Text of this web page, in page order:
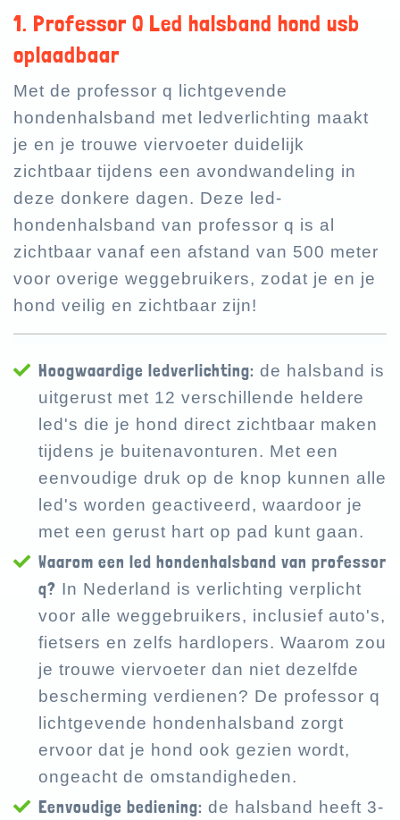
1. Professor Q Led halsband hond usb
oplaadbaar
Met de professor q lichtgevende
hondenhalsband met ledverlichting maakt
je en je trouwe viervoeter duidelijk
zichtbaar tijdens een avondwandeling in
deze donkere dagen. Deze led-
hondenhalsband van professor q is al
zichtbaar vanaf een afstand van 500 meter
voor overige weggebruikers, zodat je en je
hond veilig en zichtbaar zijn!
Hoogwaardige ledverlichting: de halsband is
uitgerust met 12 verschillende heldere
led's die je hond direct zichtbaar maken
tijdens je buitenavonturen. Met een
eenvoudige druk op de knop kunnen alle
led's worden geactiveerd, waardoor je
met een gerust hart op pad kunt gaan.
Waarom een led hondenhalsband van professor
q? In Nederland is verlichting verplicht
voor alle weggebruikers, inclusief auto's,
fietsers en zelfs hardlopers. Waarom zou
je trouwe viervoeter dan niet dezelfde
bescherming verdienen? De professor q
lichtgevende hondenhalsband zorgt
ervoor dat je hond ook gezien wordt,
ongeacht de omstandigheden.
Eenvoudige bediening: de halsband heeft 3-